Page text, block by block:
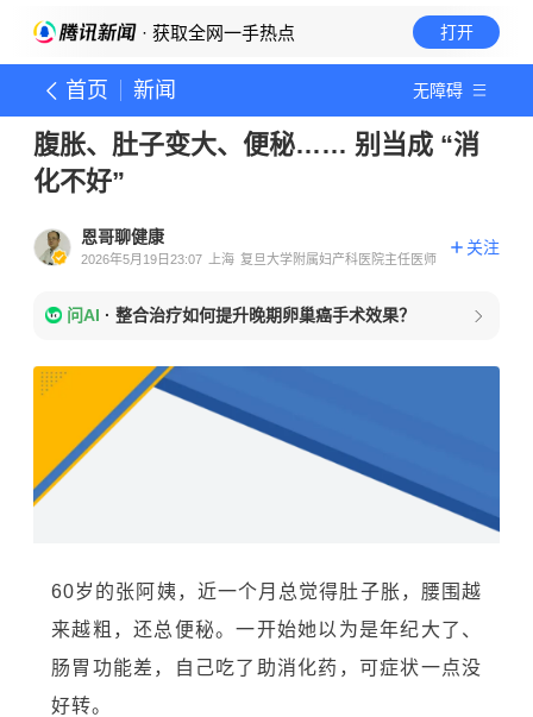
· 获取全网一手热点 打开
首页 新闻 无障碍
腹胀、肚子变大、便秘…… 别当成 “消
化不好”
恩哥聊健康
2026年5月19日23:07 上海 复旦大学附属妇产科医院主任医师
关注
问AI · 整合治疗如何提升晚期卵巢癌手术效果？
60岁的张阿姨，近一个月总觉得肚子胀，腰围越
来越粗，还总便秘。一开始她以为是年纪大了、
肠胃功能差，自己吃了助消化药，可症状一点没
好转。